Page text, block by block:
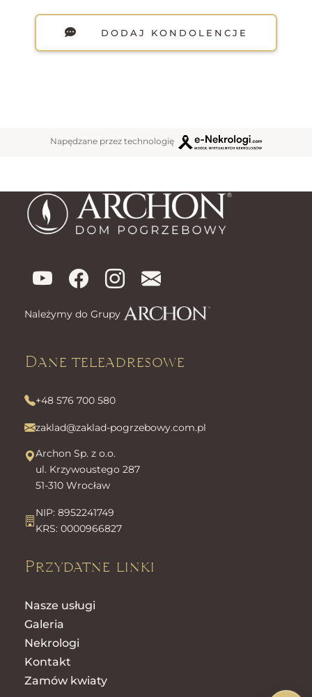
DODAJ KONDOLENCJE
Napędzane przez technologię
Należymy do Grupy
Dane teleadresowe
+48 576 700 580
zaklad@zaklad-pogrzebowy.com.pl
Archon Sp. z o.o.
ul. Krzywoustego 287
51-310 Wrocław
NIP: 8952241749
KRS: 0000966827
Przydatne linki
Nasze usługi
Galeria
Nekrologi
Kontakt
Zamów kwiaty